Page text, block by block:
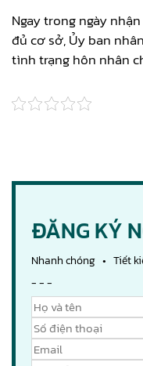
Ngay trong ngày
đủ cơ sở, Ủy ban
tình trạng hôn nhân
ĐĂNG KÝ
Nhanh chóng • Tiết
- - -